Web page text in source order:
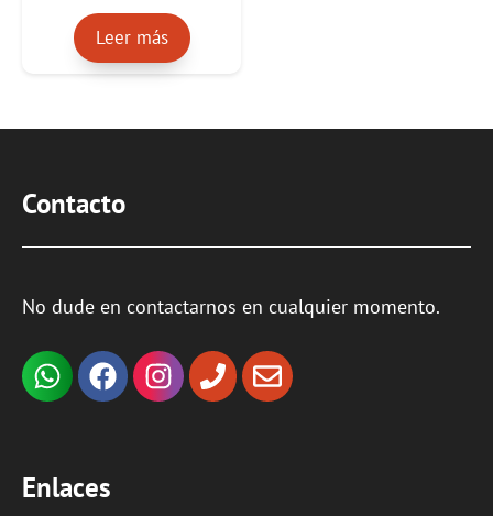
0
Leer más
Contacto
No dude en contactarnos en cualquier momento.
Enlaces